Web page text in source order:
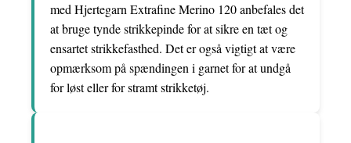
med Hjertegarn Extrafine Merino 120 anbefales det
at bruge tynde strikkepinde for at sikre en tæt og
ensartet strikkefasthed. Det er også vigtigt at være
opmærksom på spændingen i garnet for at undgå
for løst eller for stramt strikketøj.